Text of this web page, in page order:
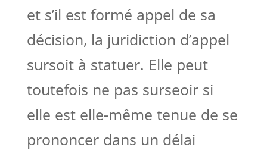
et s’il est formé appel de sa
décision, la juridiction d’appel
sursoit à statuer. Elle peut
toutefois ne pas surseoir si
elle est elle-même tenue de se
prononcer dans un délai